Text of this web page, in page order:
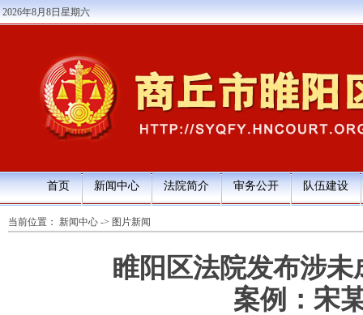
2026年8月8日星期六
首页 新闻中心 法院简介 审务公开 队伍建设
当前位置： 新闻中心 -> 图片新闻
睢阳区法院发布涉
案例：宋